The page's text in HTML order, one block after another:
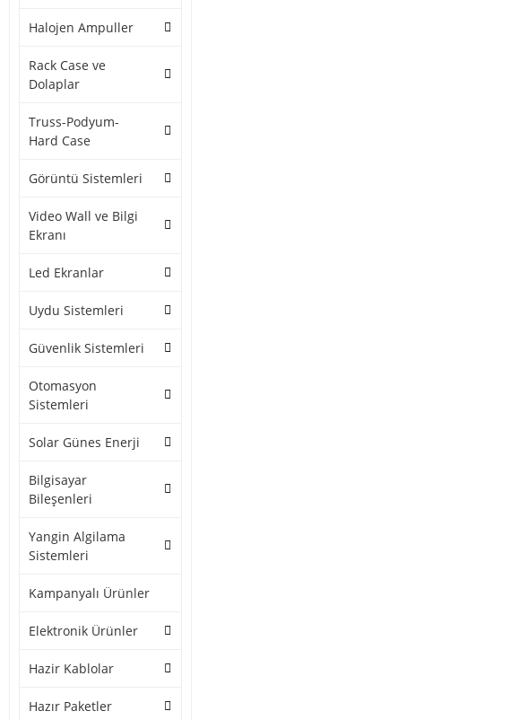
Halojen Ampuller
Rack Case ve
Dolaplar
Truss-Podyum-
Hard Case
Görüntü Sistemleri
Video Wall ve Bilgi
Ekranı
Led Ekranlar
Uydu Sistemleri
Güvenlik Sistemleri
Otomasyon
Sistemleri
Solar Günes Enerji
Bilgisayar
Bileşenleri
Yangin Algilama
Sistemleri
Kampanyalı Ürünler
Elektronik Ürünler
Hazir Kablolar
Hazır Paketler